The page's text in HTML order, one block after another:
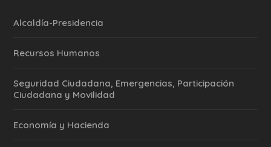
Alcaldía-Presidencia
Recursos Humanos
Seguridad Ciudadana, Emergencias, Participación
Ciudadana y Movilidad
Economía y Hacienda